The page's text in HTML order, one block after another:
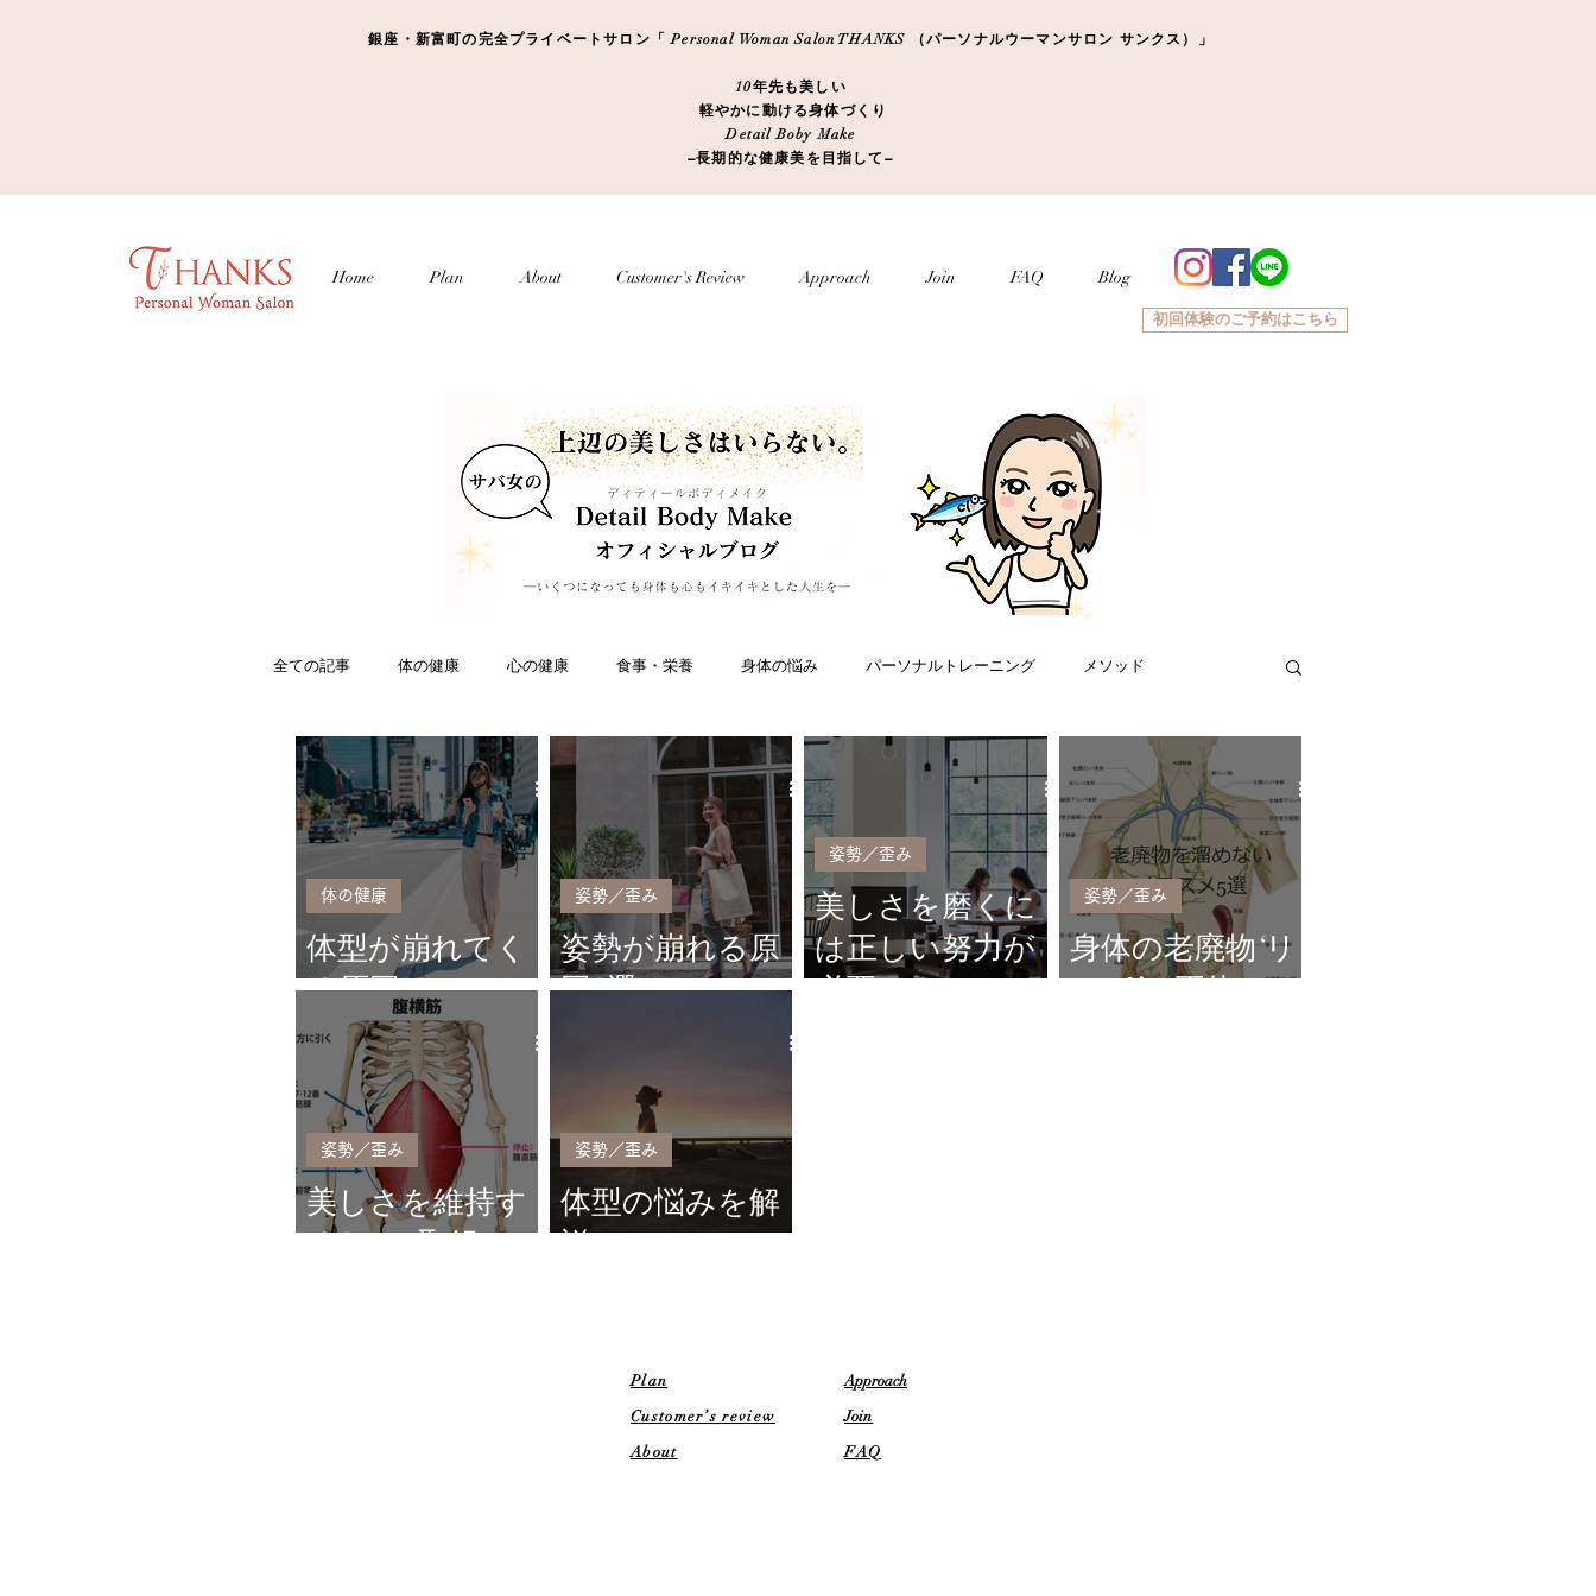
銀座・新富町の完全プライベートサロン「 Personal Woman Salon THANKS （パーソナルウーマンサロン サンクス）」
10年先も美しい
軽やかに動ける身体づくり
Detail Boby Make
​−長期的な健康美を目指して−
Home Plan About Customer's Review Approach Join FAQ Blog
初回体験のご予約はこちら
全ての記事 体の健康 心の健康 食事・栄養 身体の悩み パーソナルトレーニング メソッド
姿勢／歪み サバサバした人生観 私のこと
体型が崩れてく
る原因
体の健康
姿勢が崩れる原
因3選
姿勢／歪み
美しさを磨くに
は正しい努力が
必要
姿勢／歪み
身体の老廃物‘リ
ンパ’の正体
姿勢／歪み
美しさを維持す
る3つの取組み
姿勢／歪み
体型の悩みを解
説
姿勢／歪み
Plan
​Customer’s review
About
​Approach
Join
FAQ